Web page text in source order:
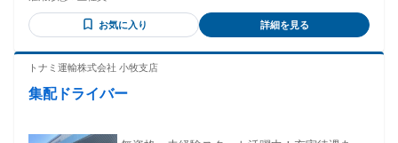
ず支給。 ※経験・能力を考慮して優遇します。 ＊昇給・昇
格：年1回（4月） ＊賞与：年2回支給（6月、12月） ＊交通費
規定支給
要件】 ＊準中型・中型免許をお持ちの方（お持ちでなくても
OK） ＊接客や営業など、人と接する経験がある方 ＊異業種
好きな方 ＊数字の変化を見るのが好きな方 ＊適度に体を動か
歳未満（定年のため））
お気に入り 詳細を見る
トナミ運輸株式会社 小牧支店
集配ドライバー